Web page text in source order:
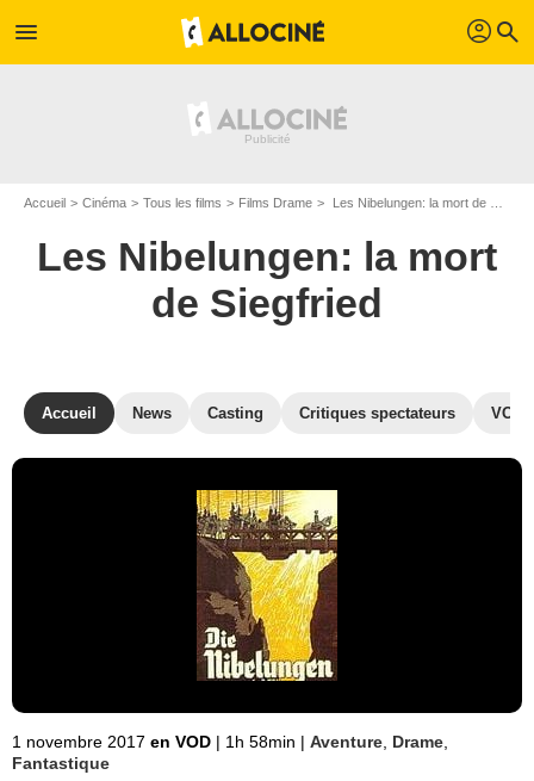
menu profil search
Accueil Cinéma Tous les films Films Drame Les Nibelungen: la mort de Siegfried de Fritz Lang
Les Nibelungen: la mort
de Siegfried
Accueil News Casting Critiques spectateurs VOD
1 novembre 2017 en VOD | 1h 58min | Aventure Drame
Fantastique